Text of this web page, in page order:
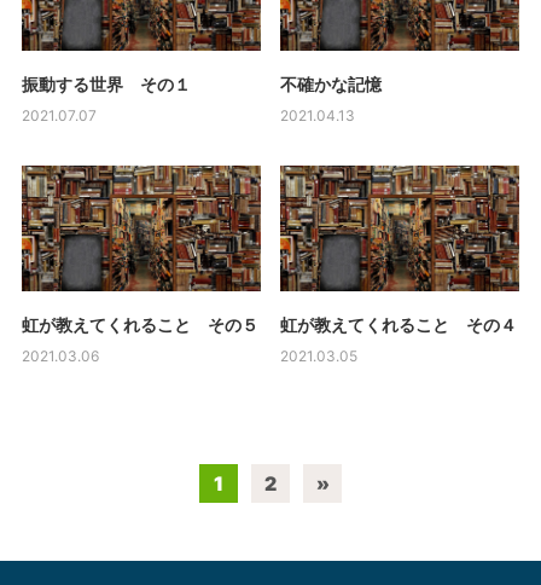
振動する世界 その１
2021.07.07
不確かな記憶
2021.04.13
虹が教えてくれること その５
2021.03.06
虹が教えてくれること その４
2021.03.05
1 2 »